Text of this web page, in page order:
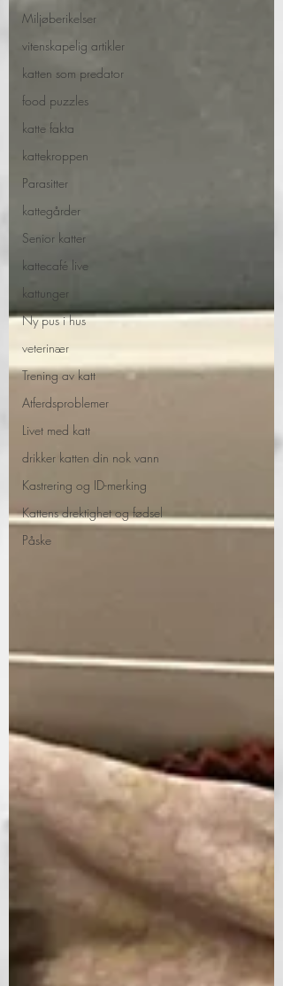
Miljøberikelser
vitenskapelig artikler
katten som predator
food puzzles
katte fakta
kattekroppen
Parasitter
kattegårder
Senior katter
kattecafé live
kattunger
Ny pus i hus
veterinær
Trening av katt
Atferdsproblemer
Livet med katt
drikker katten din nok vann
Kastrering og ID-merking
Kattens drektighet og fødsel
Påske